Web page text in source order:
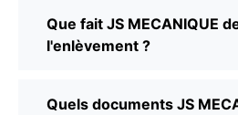
Que fait JS MECANIQUE
l'enlèvement ?
Quels documents JS